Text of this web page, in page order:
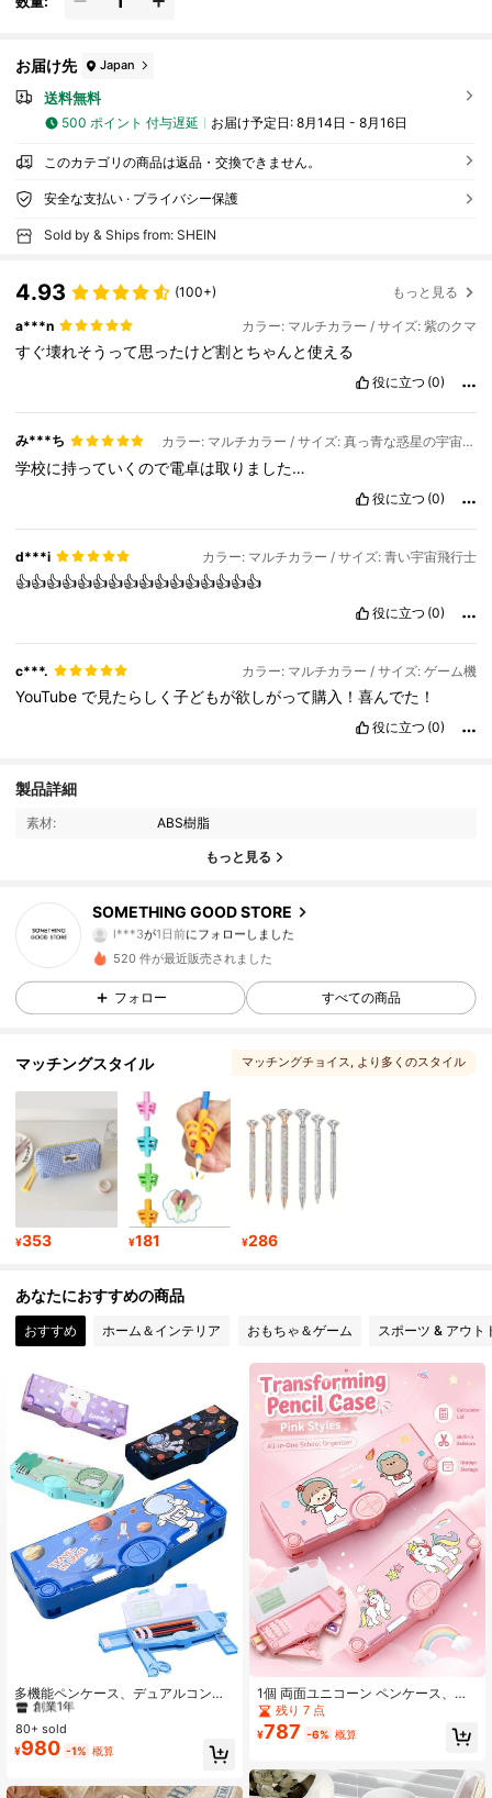
お届け先 Japan
送料無料
500 ポイント 付与遅延 お届け予定日: 8月14日 - 8月16日
このカテゴリの商品は返品・交換できません。
安全な支払い · プライバシー保護
Sold by & Ships from: SHEIN
4.93 (100+) もっと見る
a***n カラー: マルチカラー / サイズ: 紫のクマ
すぐ壊れそうって思ったけど割とちゃんと使える
役に立つ (0)
み***ち カラー: マルチカラー / サイズ: 真っ青な惑星の宇宙飛行士
学校に持っていくので電卓は取りました…
役に立つ (0)
d***i カラー: マルチカラー / サイズ: 青い宇宙飛行士
👍👍👍👍👍👍👍👍👍👍👍👍👍👍👍👍
役に立つ (0)
c***. カラー: マルチカラー / サイズ: ゲーム機
YouTube で見たらしく子どもが欲しがって購入！喜んでた！
役に立つ (0)
製品詳細
素材: ABS樹脂
もっと見る
SOMETHING GOOD STORE
21 フォロワー
4.93 21 フォロワー
4.93
21 フォロワー
4.93 21 フォロワー
4.93 21 フォロワー
520 件が最近販売されました
フォロー すべての商品
マッチングスタイル マッチングチョイス, より多くのスタイル
¥353 ¥181 ¥286
あなたにおすすめの商品
おすすめ ホーム＆インテリア おもちゃ＆ゲーム スポーツ & アウト
多機能ペンケース、デュアルコンパ
ートメントステーショナリーボック
ス - カートゥーンパターンステーシ
ョナリーセット、ポップアップはさ
み、定規、テープ、消しゴム、鉛筆
削りが含まれる、必需品の学校用品
創業1年
#10 ベストセラー
創業1年
#10 ベストセラー
創業1年
#10 ベストセラー
に ABS ペン、鉛筆、マーカーケース
80+ sold
¥980 -1% 概算
1個 両面ユニコーン ペンケース、大
容量多機能カートゥーン文房具ボッ
クス、美的なペンポーチオーガナイ
ザー、女の子、男の子、幼稚園 & 小
残り 7 点
¥787 -6% 概算